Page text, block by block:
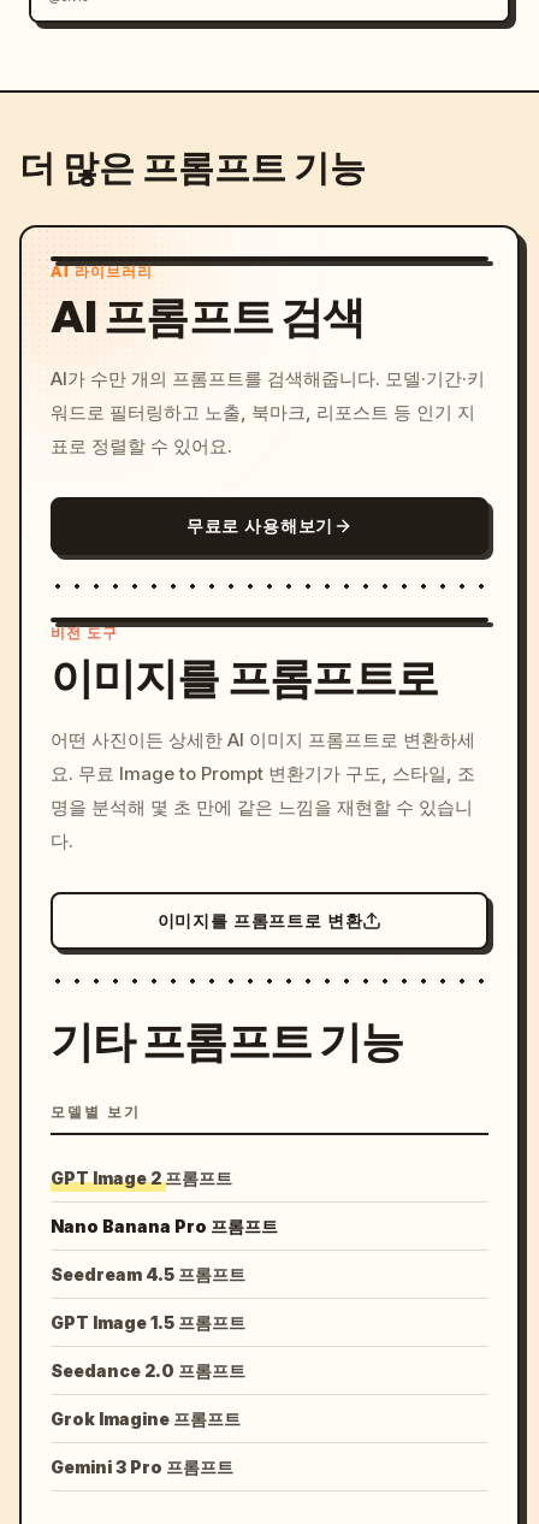
더 많은 프롬프트 기능
AI 라이브러리
AI 프롬프트 검색
AI가 수만 개의 프롬프트를 검색해줍니다. 모델·기간·키
워드로 필터링하고 노출, 북마크, 리포스트 등 인기 지
표로 정렬할 수 있어요.
무료로 사용해보기
c, cyberpunk sunset, neon
colors, 8k --v 6.0
비전 도구
이미지를 프롬프트로
어떤 사진이든 상세한 AI 이미지 프롬프트로 변환하세
요. 무료 Image to Prompt 변환기가 구도, 스타일, 조
명을 분석해 몇 초 만에 같은 느낌을 재현할 수 있습니
다.
이미지를 프롬프트로 변환
기타 프롬프트 기능
모델별 보기
GPT Image 2 프롬프트
Nano Banana Pro 프롬프트
Seedream 4.5 프롬프트
GPT Image 1.5 프롬프트
Seedance 2.0 프롬프트
Grok Imagine 프롬프트
Gemini 3 Pro 프롬프트